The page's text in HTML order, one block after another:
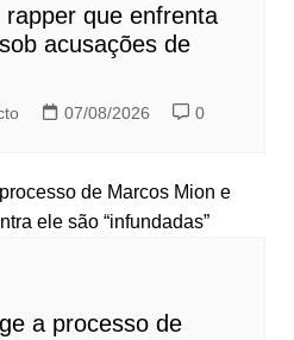
que enfrenta
acusações de
07/08/2026 0
a processo de